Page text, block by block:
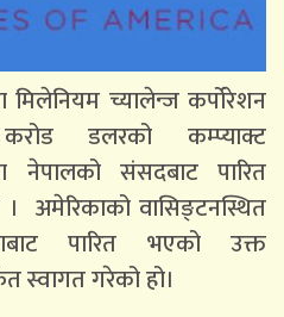
मिलेनियम च्यालेन्ज कर्पोरेशन
डलरको कम्प्याक्ट
नेपालको संसदबाट पारित
अमेरिकाको वासिङ्टनस्थित
पारित भएको उक्त
स्वागत गरेको हो।